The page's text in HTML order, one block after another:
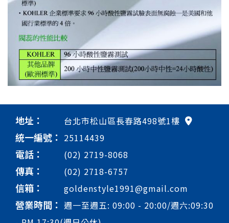
地址： 台北市松山區長春路498號1樓
統一編號： 25114439
電話： (02) 2719-8068
傳真： (02) 2718-6757
信箱： goldenstyle1991@gmail.com
營業時間： 週一至週五: 09:00 - 20:00/週六:09:30